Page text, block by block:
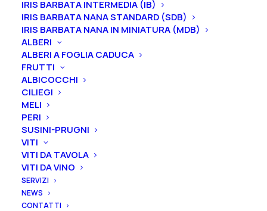
IRIS BARBATA INTERMEDIA (IB)
IRIS BARBATA NANA STANDARD (SDB)
IRIS BARBATA NANA IN MINIATURA (MDB)
ALBERI
ALBERI A FOGLIA CADUCA
FRUTTI
ALBICOCCHI
CILIEGI
MELI
PERI
SUSINI-PRUGNI
VITI
VITI DA TAVOLA
VITI DA VINO
SERVIZI
NEWS
CONTATTI
periodomentre irizomidiIrissonodisponibili solo
nel periodo che vada luglio a settembre.
Formato
Iris
germanica
"Wichry
Namietnosci"
quantità
Ordina subito questo prodotto!
Puoi acquistare ora questo prodotto contattandoci e
indicando la dimensione del vaso desiderata e la
quantità